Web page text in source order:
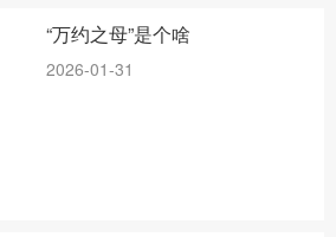
“万约之母”是个啥
2026-01-31